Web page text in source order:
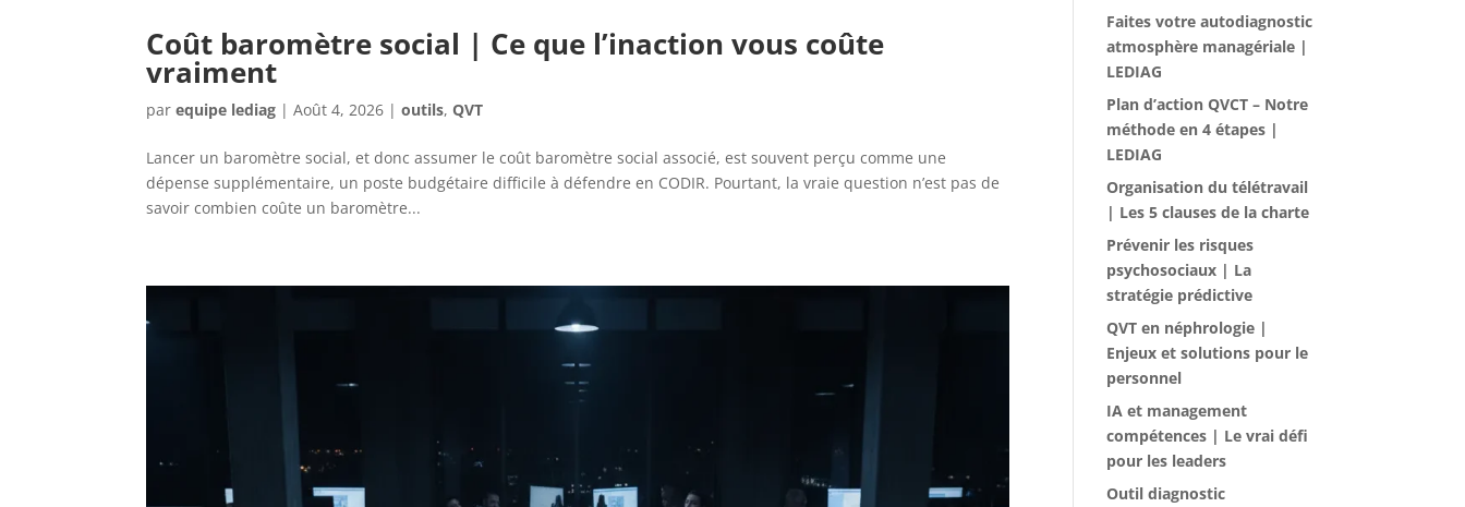
Coût baromètre social | Ce que l’inaction vous coûte
vraiment
parequipe lediag |Août 4, 2026 |outils,QVT
Lancer un baromètre social, et donc assumer le coût baromètre social associé, est souvent perçu comme une
dépense supplémentaire, un poste budgétaire difficile à défendre en CODIR. Pourtant, la vraie question n’est pas de
savoir combien coûte un baromètre...
Faites votre autodiagnostic
atmosphère managériale |
LEDIAG
Plan d’action QVCT – Notre
méthode en 4 étapes |
LEDIAG
Organisation du télétravail
| Les 5 clauses de la charte
Prévenir les risques
psychosociaux | La
stratégie prédictive
QVT en néphrologie |
Enjeux et solutions pour le
personnel
IA et management
compétences | Le vrai défi
pour les leaders
Outil diagnostic